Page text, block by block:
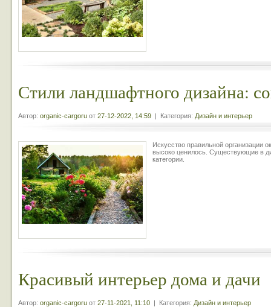
Стили ландшафтного дизайна:
Автор: organic-cargoru от 27-12-2022, 14:59 | Категория: Дизайн и интерьер
Искусство правильной организации
высоко ценилось. Существующие в
категории.
Красивый интерьер дома и дачи
Автор: organic-cargoru от 27-11-2021, 11:10 | Категория: Дизайн и интерьер